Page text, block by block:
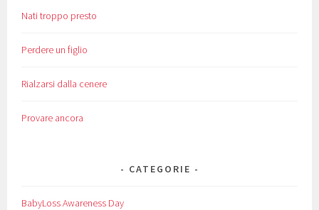
Nati troppo presto
Perdere un figlio
Rialzarsi dalla cenere
Provare ancora
CATEGORIE
BabyLoss Awareness Day